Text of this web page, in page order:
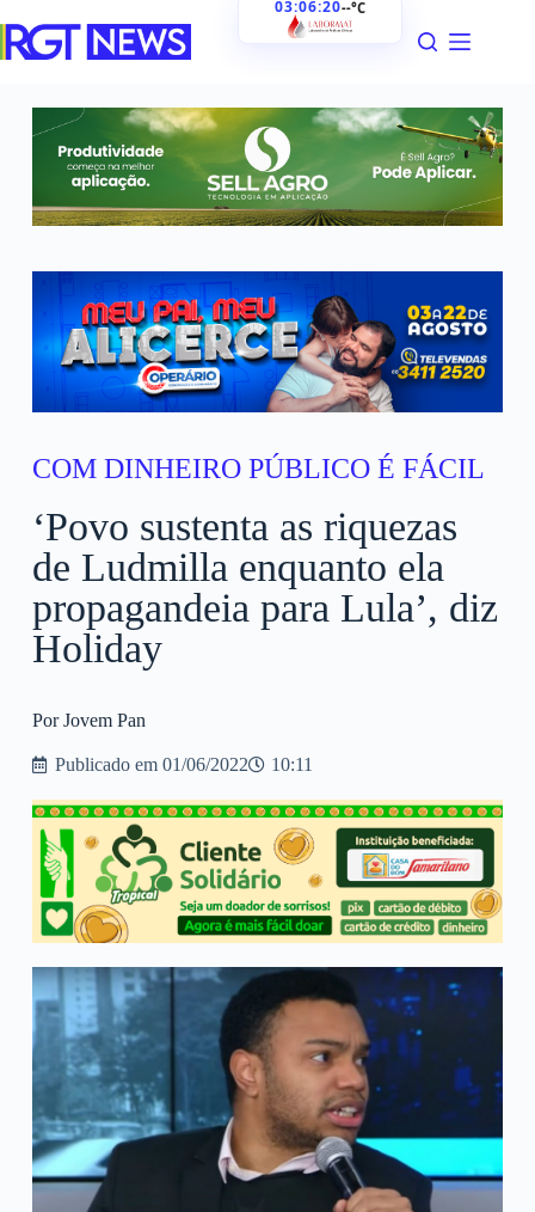
03:06:21--°C
COM DINHEIRO PÚBLICO É FÁCIL
‘Povo sustenta as riquezas
de Ludmilla enquanto ela
propagandeia para Lula’, diz
Holiday
Por Jovem Pan
Publicado em 01/06/2022 10:11